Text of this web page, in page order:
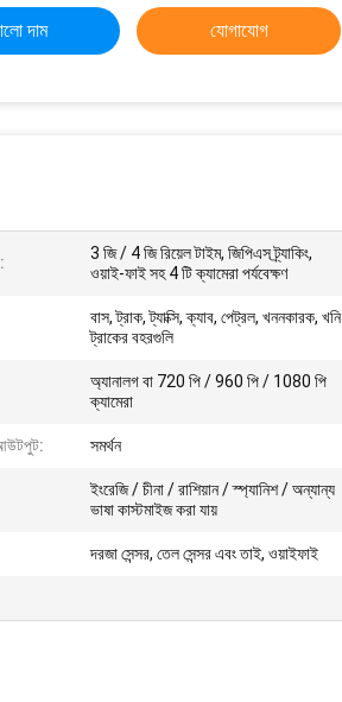
দাম যোগাযোগ
3 জি / 4 জি রিয়েল টাইম, জিপিএস ট্র্যাকিং,
ওয়াই-ফাই সহ 4 টি ক্যামেরা পর্যবেক্ষণ
বাস, ট্রাক, ট্যাক্সি, ক্যাব, পেট্রল, খননকারক, খনি
ট্রাকের বহরগুলি
অ্যানালগ বা 720 পি / 960 পি / 1080 পি
ক্যামেরা
সমর্থন
ইংরেজি / চীনা / রাশিয়ান / স্প্যানিশ / অন্যান্য
ভাষা কাস্টমাইজ করা যায়
দরজা সেন্সর, তেল সেন্সর এবং তাই, ওয়াইফাই